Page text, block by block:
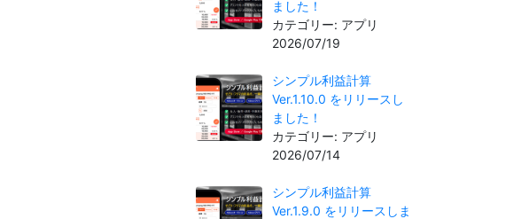
ました！
カテゴリー: アプリ
2026/07/19
シンプル利益計算
Ver.1.10.0 をリリースし
ました！
カテゴリー: アプリ
2026/07/14
シンプル利益計算
Ver.1.9.0 をリリースしま